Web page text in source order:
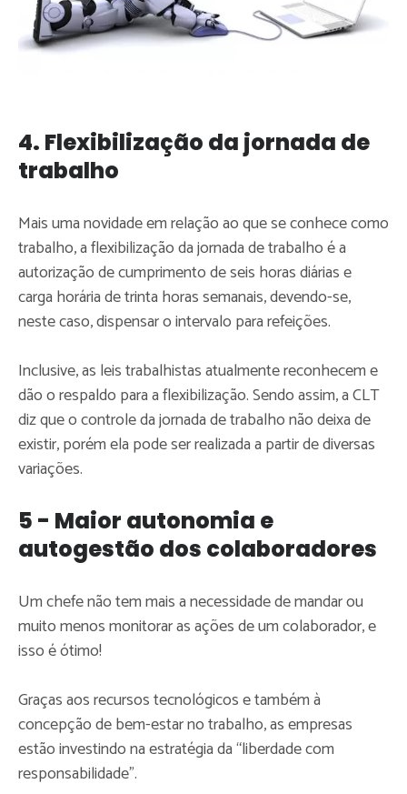
4. Flexibilização da jornada de
trabalho
Mais uma novidade em relação ao que se conhece como
trabalho, a flexibilização da jornada de trabalho é a
autorização de cumprimento de seis horas diárias e
carga horária de trinta horas semanais, devendo-se,
neste caso, dispensar o intervalo para refeições.
Inclusive, as leis trabalhistas atualmente reconhecem e
dão o respaldo para a flexibilização. Sendo assim, a CLT
diz que o controle da jornada de trabalho não deixa de
existir, porém ela pode ser realizada a partir de diversas
variações.
5 - Maior autonomia e
autogestão dos colaboradores
Um chefe não tem mais a necessidade de mandar ou
muito menos monitorar as ações de um colaborador, e
isso é ótimo!
Graças aos recursos tecnológicos e também à
concepção de bem-estar no trabalho, as empresas
estão investindo na estratégia da “liberdade com
responsabilidade”.